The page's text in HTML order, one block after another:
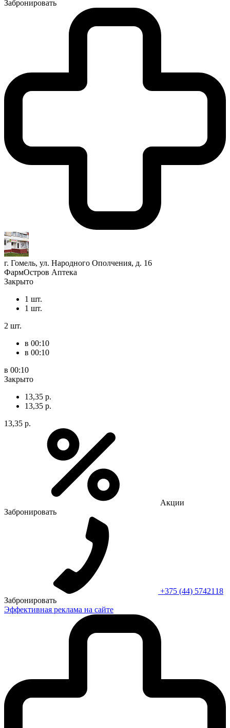
Забронировать
г. Гомель, ул. Народного Ополчения, д. 16
ФармОстров Аптека
Закрыто
1 шт.
1 шт.
2 шт.
в 00:10
в 00:10
в 00:10
Закрыто
13,35 р.
13,35 р.
13,35 р.
Акции
Забронировать
+375 (44) 5742118
Забронировать
Эффективная реклама на сайте